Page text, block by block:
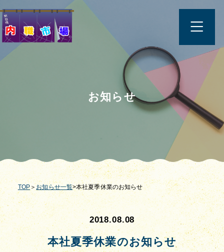
お知らせ
TOP ＞ お知らせ一覧>本社夏季休業のお知らせ
2018.08.08
本社夏季休業のお知らせ